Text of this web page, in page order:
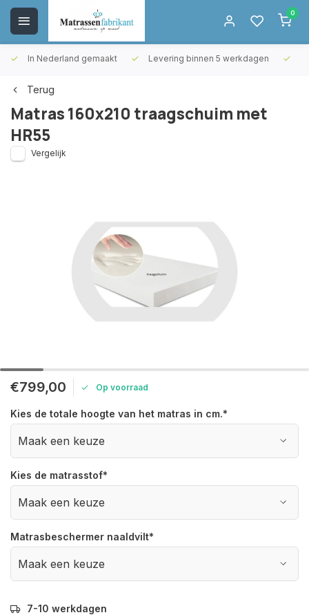
0
In Nederland gemaakt Levering binnen 5 werkdagen
Terug
Matras 160x210 traagschuim met
HR55
Vergelijk
€799,00 Op voorraad
Kies de totale hoogte van het matras in cm.*
Kies de matrasstof*
Matrasbeschermer naaldvilt*
7-10 werkdagen